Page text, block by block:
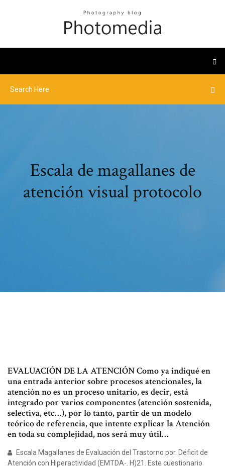
Escala de magallanes de
atención visual protocolo
EVALUACIÓN DE LA ATENCIÓN Como ya indiqué en
una entrada anterior sobre procesos atencionales, la
atención no es un proceso unitario, es decir, está
integrado por varios componentes (atención sostenida,
selectiva, etc…), por lo tanto, partir de un modelo
teórico de referencia, que intente explicar la Atención
en toda su complejidad, nos será muy útil…
Escala Magallanes de Evaluación del Trastorno por. Déficit de
Atención con Hiperactividad (EMTDA-. H)21. Este cuestionario